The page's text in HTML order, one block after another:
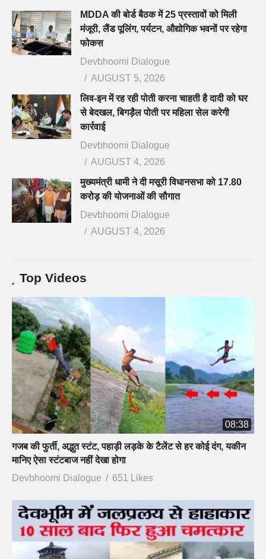
MDDA की बोर्ड बैठक में 25 प्रस्तावों को मिली
मंजूरी, लैंड पूलिंग, पर्यटन, औद्योगिक भवनों पर रहेगा
फोकस
Devbhoomi Dialogue
AUGUST 5, 2026
लिव-इन में रह रही पोती करना चाहती है दादी को घर
से बेदखल, बिगड़ैल पोती पर महिला सेल करेगी
कार्रवाई
Devbhoomi Dialogue
AUGUST 4, 2026
मुख्यमंत्री धामी ने दी मसूरी विधानसभा को 17.80
करोड़ की योजनाओं की सौगात
Devbhoomi Dialogue
AUGUST 4, 2026
Top Videos
08:38
गजब की फुर्ती, अद्भुत स्टंट, पहाड़ी लड़के के टैलेंट से हर कोई दंग, यकीन
मानिए ऐसा स्टंटबाज नहीं देखा होगा
Devbhoomi Dialogue
651 Likes